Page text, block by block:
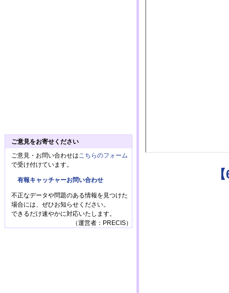
ご意見をお寄せください
ご意見・お問い合わせは こちらのフォーム
で受け付けています。
有報キャッチャーお問い合わせ
不正なデータや問題のある情報を見つけた
場合には、ぜひお知らせください。
できるだけ速やかに対応いたします。
（運営者：PRECIS）